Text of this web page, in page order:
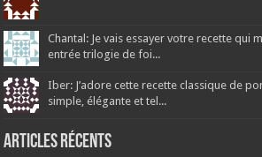
Chantal: Je vais essayer votre recette qui
entrée trilogie de foi...
Iber: J’adore cette recette classique de
simple, élégante et tel...
Articles récents